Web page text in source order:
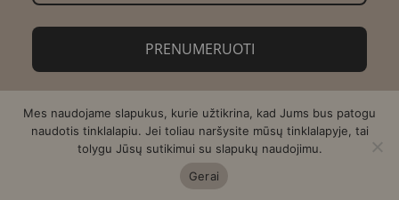
PRENUMERUOTI
Copyright © 2026 AMA Design | Sukurta:Asteri
Mes naudojame slapukus, kurie užtikrina, kad Jums bus patogu
naudotis tinklalapiu. Jei toliau naršysite mūsų tinklalapyje, tai
tolygu Jūsų sutikimui su slapukų naudojimu.
Gerai